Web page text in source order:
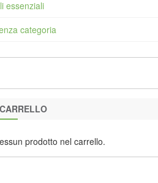
essenziali
categoria
CARRELLO
prodotto nel carrello.